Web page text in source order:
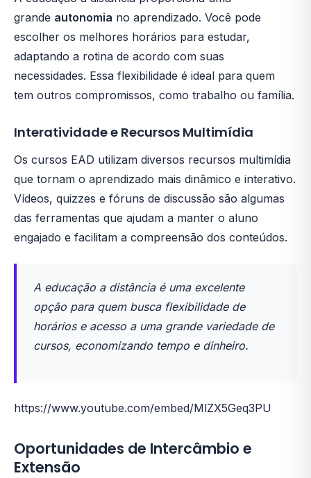
grande autonomia no aprendizado. Você pode
escolher os melhores horários para estudar,
adaptando a rotina de acordo com suas
necessidades. Essa flexibilidade é ideal para quem
tem outros compromissos, como trabalho ou família.
Interatividade e Recursos Multimídia
Os cursos EAD utilizam diversos recursos multimídia
que tornam o aprendizado mais dinâmico e interativo.
Vídeos, quizzes e fóruns de discussão são algumas
das ferramentas que ajudam a manter o aluno
engajado e facilitam a compreensão dos conteúdos.
A educação a distância é uma excelente
opção para quem busca flexibilidade de
horários e acesso a uma grande variedade de
cursos, economizando tempo e dinheiro.
https://www.youtube.com/embed/MlZX5Geq3PU
Oportunidades de Intercâmbio e
Extensão